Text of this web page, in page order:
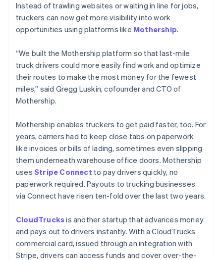
Instead of trawling websites or waiting in line for jobs,
truckers can now get more visibility into work
opportunities using platforms like Mothership.
“We built the Mothership platform so that last-mile
truck drivers could more easily find work and optimize
their routes to make the most money for the fewest
miles,” said Gregg Luskin, cofounder and CTO of
Mothership.
Mothership enables truckers to get paid faster, too. For
years, carriers had to keep close tabs on paperwork
like invoices or bills of lading, sometimes even slipping
them underneath warehouse office doors. Mothership
uses Stripe Connect to pay drivers quickly, no
paperwork required. Payouts to trucking businesses
via Connect have risen ten-fold over the last two years.
CloudTrucksis another startup that advances money
and pays out to drivers instantly. With a CloudTrucks
commercial card, issued through an integration with
Stripe, drivers can access funds and cover over-the-